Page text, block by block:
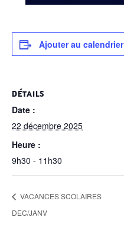
Ajouter au calendrier
DÉTAILS
Date :
22 décembre 2025
Heure :
9h30 - 11h30
VACANCES SCOLAIRES
DEC/JANV